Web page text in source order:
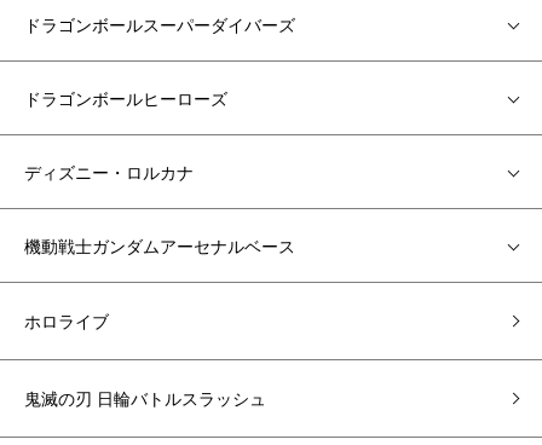
ドラゴンボールスーパーダイバーズ
ドラゴンボールヒーローズ
ディズニー・ロルカナ
機動戦士ガンダムアーセナルベース
ホロライブ
鬼滅の刃 日輪バトルスラッシュ